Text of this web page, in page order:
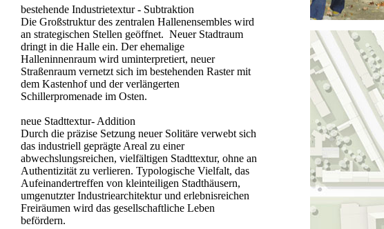
bestehende Industrietextur - Subtraktion
Die Großstruktur des zentralen Hallenensembles wird
an strategischen Stellen geöffnet. Neuer Stadtraum
dringt in die Halle ein. Der ehemalige
Halleninnenraum wird uminterpretiert, neuer
Straßenraum vernetzt sich im bestehenden Raster mit
dem Kastenhof und der verlängerten
Schillerpromenade im Osten.
neue Stadttextur- Addition
Durch die präzise Setzung neuer Solitäre verwebt sich
das industriell geprägte Areal zu einer
abwechslungsreichen, vielfältigen Stadttextur, ohne an
Authentizität zu verlieren. Typologische Vielfalt, das
Aufeinandertreffen von kleinteiligen Stadthäusern,
umgenutzter Industriearchitektur und erlebnisreichen
Freiräumen wird das gesellschaftliche Leben
befördern.